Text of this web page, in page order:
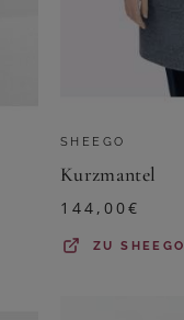
SHEEGO
Kurzmantel
144,00€
ZUSHEEGO